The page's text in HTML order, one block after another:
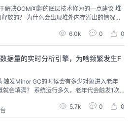
存溢出的情况？
6.0k 0 0
据量的实时分析引擎，为啥频繁发生F
5.7k 0 0